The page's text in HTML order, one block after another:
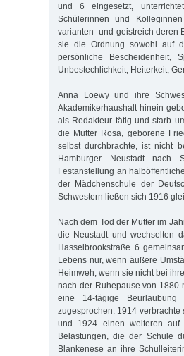
und 6 eingesetzt,
Schülerinnen und
varianten- und geistreich deren
sie die Ordnung sowohl auf
persönliche Bescheidenheit,
Unbestechlichkeit, Heiterkeit,
Anna Loewy und ihre
Akademikerhaushalt hinein
als Redakteur tätig und starb
die Mutter Rosa, geborene
selbst durchbrachte, ist nicht
Hamburger Neustadt nach
Festanstellung an
der Mädchenschule der
Schwestern ließen sich 1916
Nach dem Tod der Mutter im
die Neustadt und wechselten
Hasselbrookstraße 6
Lebens nur, wenn äußere
Heimweh, wenn sie nicht bei
nach der Ruhepause von 1880
eine 14-tägige Beurlaubung
zugesprochen. 1914 verbrachte
und 1924 einen weiteren auf
Belastungen, die der Schule
Blankenese an ihre